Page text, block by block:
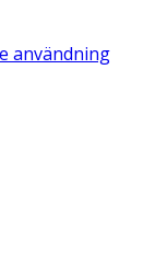
användning